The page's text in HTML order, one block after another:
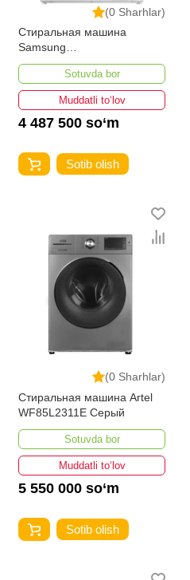
(0 Sharhlar)
Стиральная машина
Samsung
WW65AG4S21CE/LD 6,5-Кг
Sotuvda bor
Muddatli to‘lov
4 487 500 so‘m
Sotib olish
(0 Sharhlar)
Стиральная машина Artel
WF85L2311E Серый
Sotuvda bor
Muddatli to‘lov
5 550 000 so‘m
Sotib olish